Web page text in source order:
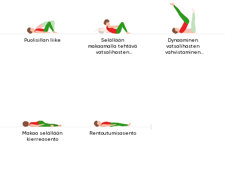
Puolisillan liike
Selällään
makaamalla tehtävä
vatsalihasten
Dynaaminen
vatsalihasten
vahvistaminen
Makaa selällään
kierreasento
Rentoutumisasento